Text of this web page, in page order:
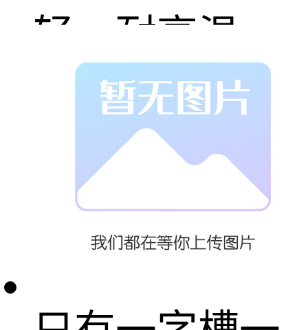
轻，耐高温，
体积小，美观
环保，绝缘，
颜色多种。